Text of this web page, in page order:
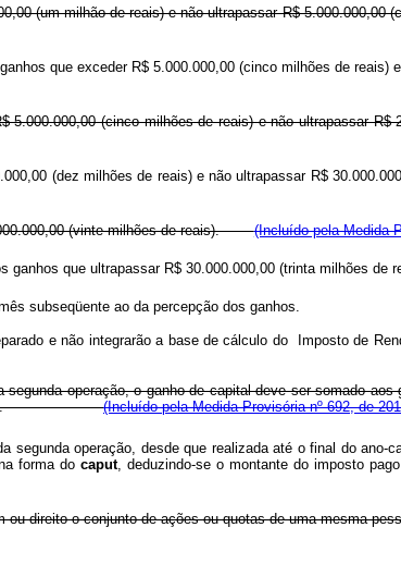
(um milhão de reais) e não ultrapassar R$
ganhos que exceder R$ 5.000.000,00 (cinco milhões
R$ 5.000.000,00 (cinco milhões de reais) e não
(dez milhões de reais) e não ultrapassar R$
(vinte milhões de reais).(Incluído pela Medida
ganhos que ultrapassar R$ 30.000.000,00 (trinta milhões de
subseqüente ao da percepção dos ganhos.
e não integrarão a base de cálculo do Imposto de
operação, o ganho de capital deve ser somado
anteriores.(Incluído pela Medida Provisória nº 692, de
operação, desde que realizada até o final do ano-
forma docaput, deduzindo-se o montante do imposto
bem ou direito o conjunto de ações ou quotas de